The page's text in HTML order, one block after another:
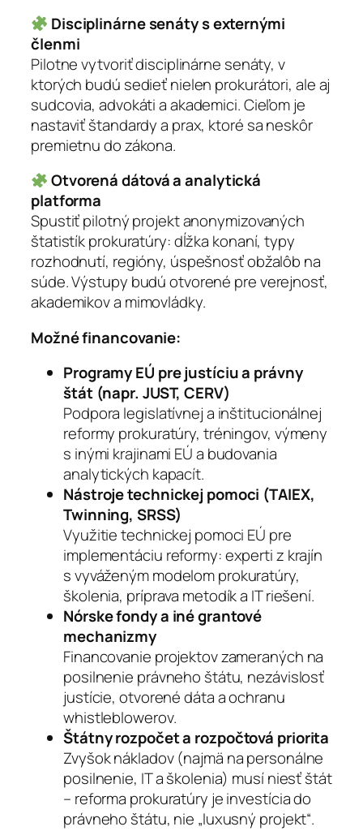
Disciplinárne senáty s externými
členmi
Pilotne vytvoriť disciplinárne senáty, v
ktorých budú sedieť nielen prokurátori, ale aj
sudcovia, advokáti a akademici. Cieľom je
nastaviť štandardy a prax, ktoré sa neskôr
premietnu do zákona.
Otvorená dátová a analytická
platforma
Spustiť pilotný projekt anonymizovaných
štatistík prokuratúry: dĺžka konaní, typy
rozhodnutí, regióny, úspešnosť obžalôb na
súde. Výstupy budú otvorené pre verejnosť,
akademikov a mimovládky.
Možné financovanie:
Programy EÚ pre justíciu a právny
štát (napr. JUST, CERV)
Podpora legislatívnej a inštitucionálnej
reformy prokuratúry, tréningov, výmeny
s inými krajinami EÚ a budovania
analytických kapacít.
Nástroje technickej pomoci (TAIEX,
Twinning, SRSS)
Využitie technickej pomoci EÚ pre
implementáciu reformy: experti z krajín
s vyváženým modelom prokuratúry,
školenia, príprava metodík a IT riešení.
Nórske fondy a iné grantové
mechanizmy
Financovanie projektov zameraných na
posilnenie právneho štátu, nezávislosť
justície, otvorené dáta a ochranu
whistleblowerov.
Štátny rozpočet a rozpočtová priorita
Zvyšok nákladov (najmä na personálne
posilnenie, IT a školenia) musí niesť štát
– reforma prokuratúry je investícia do
právneho štátu, nie „luxusný projekt“.